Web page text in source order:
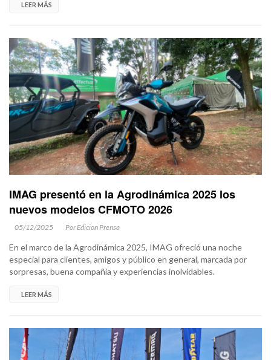
LEER MÁS
IMAG presentó en la Agrodinámica 2025 los
nuevos modelos CFMOTO 2026
05/12/2025 Por Edicion Prensa
En el marco de la Agrodinámica 2025, IMAG ofreció una noche
especial para clientes, amigos y público en general, marcada por
sorpresas, buena compañía y experiencias inolvidables.
LEER MÁS